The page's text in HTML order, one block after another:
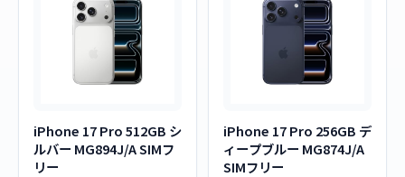
iPhone 17 Pro 512GB シ
ルバー MG894J/A SIMフ
リー
iPhone 17 Pro 256GB デ
ィープブルー MG874J/A
SIMフリー